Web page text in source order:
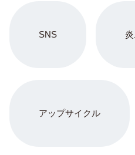
SNS 炎
アップサイクル